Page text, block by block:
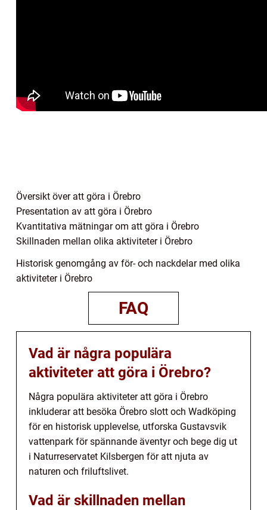
Översikt över att göra i Örebro
Presentation av att göra i Örebro
Kvantitativa mätningar om att göra i Örebro
Skillnaden mellan olika aktiviteter i Örebro
Historisk genomgång av för- och nackdelar med olika
aktiviteter i Örebro
FAQ
Vad är några populära
aktiviteter att göra i Örebro?
Några populära aktiviteter att göra i Örebro
inkluderar att besöka Örebro slott och Wadköping
för en historisk upplevelse, utforska Gustavsvik
vattenpark för spännande äventyr och bege dig ut
i Naturreservatet Kilsbergen för att njuta av
naturen och friluftslivet.
Vad är skillnaden mellan